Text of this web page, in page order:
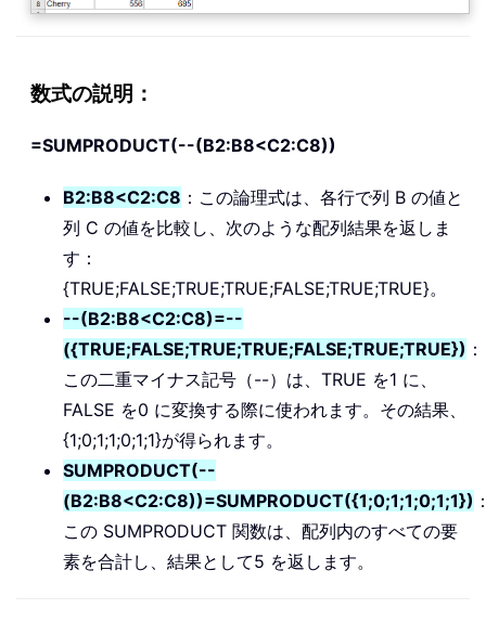
数式の説明：
=SUMPRODUCT(--(B2:B8<C2:C8))
B2:B8<C2:C8 ：この論理式は、各行で列 B の値と
列 C の値を比較し、次のような配列結果を返しま
す：
{TRUE;FALSE;TRUE;TRUE;FALSE;TRUE;TRUE}。
--(B2:B8<C2:C8)=--
({TRUE;FALSE;TRUE;TRUE;FALSE;TRUE;TRUE}) ：
この二重マイナス記号（--）は、TRUE を1 に、
FALSE を0 に変換する際に使われます。その結果、
{1;0;1;1;0;1;1}が得られます。
SUMPRODUCT(--
(B2:B8<C2:C8))=SUMPRODUCT({1;0;1;1;0;1;1})
この SUMPRODUCT 関数は、配列内のすべての要
素を合計し、結果として5 を返します。